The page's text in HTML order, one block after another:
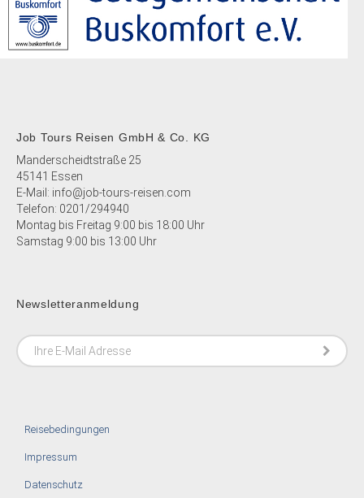
Job Tours Reisen GmbH & Co. KG
Manderscheidtstraße 25
45141 Essen
E-Mail: info@job-tours-reisen.com
Telefon: 0201/294940
Montag bis Freitag 9:00 bis 18:00 Uhr
Samstag 9:00 bis 13:00 Uhr
Newsletteranmeldung
Reisebedingungen
Impressum
Datenschutz